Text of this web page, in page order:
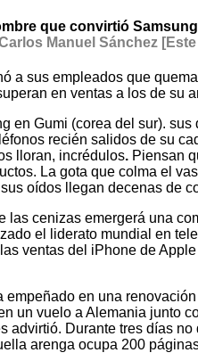
que convirtió
Manuel Sánchez
a sus empleados que
en ventas a los de
en Gumi (corea del sur).
recién salidos de su
lloran, incrédulos. Piensan
La gota que colma el
sus oídos llegan decenas de
las cenizas emergerá una
el liderato mundial en
ventas del iPhone de
empeñado en una
un vuelo a Alemania junto
advirtió. Durante tres días
arenga ocupa 200